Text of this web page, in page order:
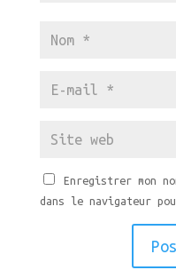
Enregistrer mon
dans le navigateur